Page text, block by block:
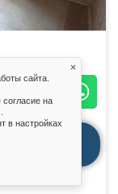
сайта.
на
в настройках
×